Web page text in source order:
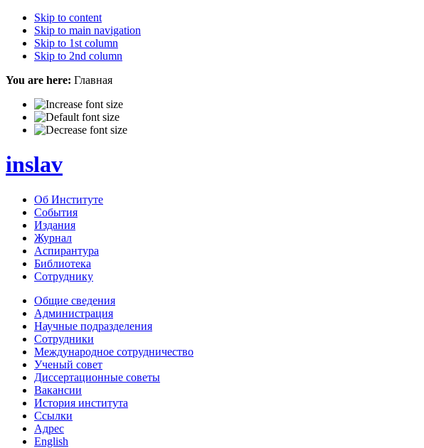
Skip to content
Skip to main navigation
Skip to 1st column
Skip to 2nd column
You are here: Главная
inslav
Об Институте
События
Издания
Журнал
Аспирантура
Библиотека
Сотруднику
Общие сведения
Администрация
Научные подразделения
Сотрудники
Международное сотрудничество
Ученый совет
Диссертационные советы
Вакансии
История института
Ссылки
Адрес
English